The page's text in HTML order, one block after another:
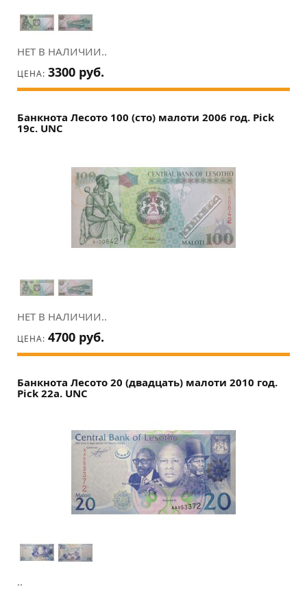
НЕТ В НАЛИЧИИ..
ЦЕНА: 3300 руб.
Банкнота Лесото 100 (сто) малоти 2006 год. Pick
19c. UNC
НЕТ В НАЛИЧИИ..
ЦЕНА: 4700 руб.
Банкнота Лесото 20 (двадцать) малоти 2010 год.
Pick 22a. UNC
..